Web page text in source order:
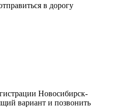
в дорогу
Новосибирск-
вариант и позвонить